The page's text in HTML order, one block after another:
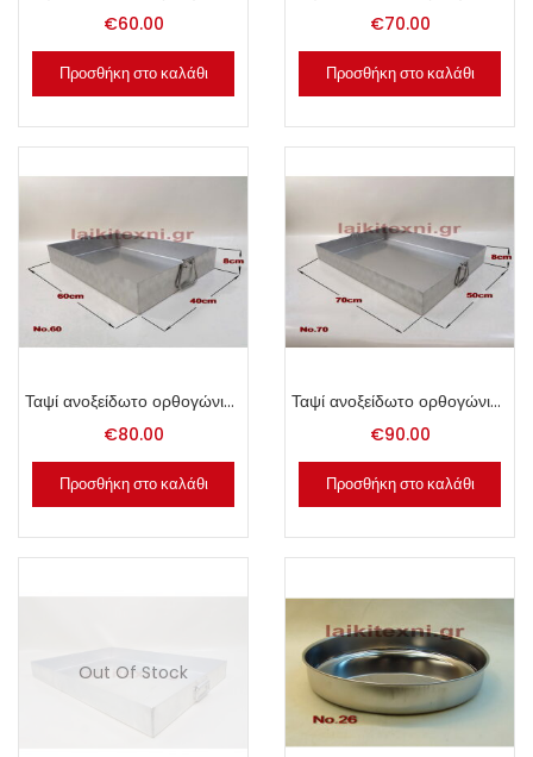
€60.00
Προσθήκη στο καλάθι
€70.00
Προσθήκη στο καλάθι
Ταψί ανοξείδωτο ορθογώνιο Νο. 60.
€80.00
Προσθήκη στο καλάθι
Ταψί ανοξείδωτο ορθογώνιο Νο. 70.
€90.00
Προσθήκη στο καλάθι
Out Of Stock